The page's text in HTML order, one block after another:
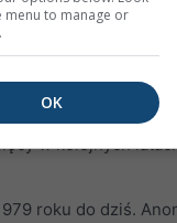
1979 roku do
były więc
w kolejnych
roku do dziś.
to manage or
OK